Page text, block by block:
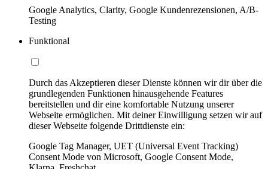
Google Analytics, Clarity, Google Kundenrezensionen, A/B-
Testing
Funktional
Durch das Akzeptieren dieser Dienste können wir dir über die
grundlegenden Funktionen hinausgehende Features
bereitstellen und dir eine komfortable Nutzung unserer
Webseite ermöglichen. Mit deiner Einwilligung setzen wir auf
dieser Webseite folgende Drittdienste ein:
Google Tag Manager, UET (Universal Event Tracking)
Consent Mode von Microsoft, Google Consent Mode,